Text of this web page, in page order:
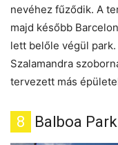
nevéhez fűződik. A
majd később
lett belőle végül
Szalamandra
tervezett más
8 Balboa Park